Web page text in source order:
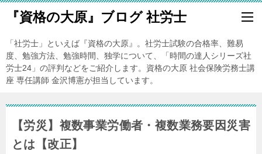
『資格の大原』ブログ 社労士
「社労士」といえば『資格の大原』。社労士試験の合格率、難易
度、勉強方法、勉強時間、独学について、「時間の達人シリーズ社
労士24」の評判などをご紹介します。資格の大原 社会保険労務士講
座 専任講師 金沢博憲が担当しています。
【労災】複数事業労働者・複数業務要因災害
とは【改正】